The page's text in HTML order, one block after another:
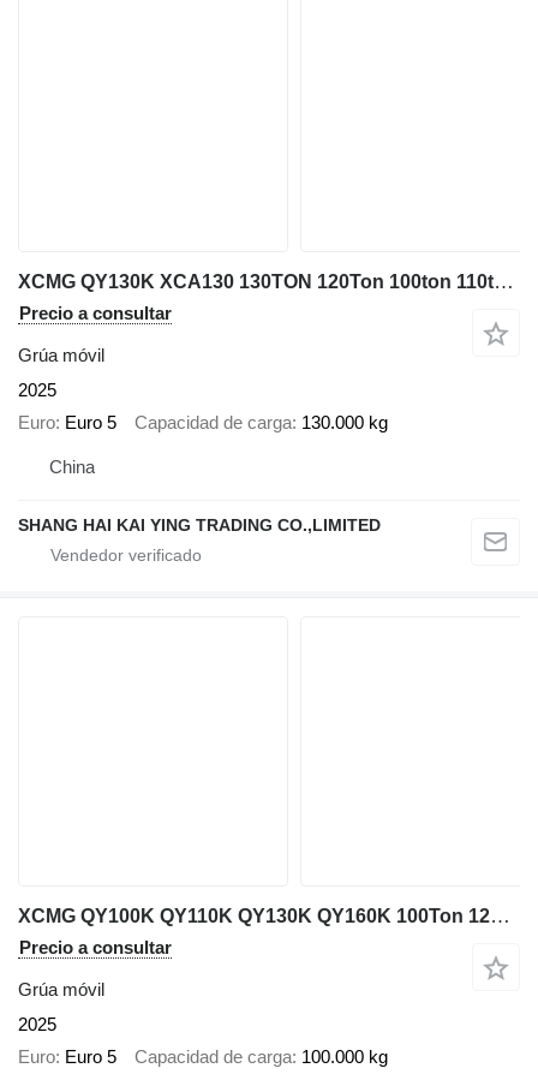
XCMG QY130K XCA130 130TON 120Ton 100ton 110ton 150ton
Precio a consultar
Grúa móvil
2025
Euro Euro 5 Capacidad de carga 130.000 kg
China
SHANG HAI KAI YING TRADING CO.,LIMITED
XCMG QY100K QY110K QY130K QY160K 100Ton 120ton 130ton 150ton 160t
Precio a consultar
Grúa móvil
2025
Euro Euro 5 Capacidad de carga 100.000 kg